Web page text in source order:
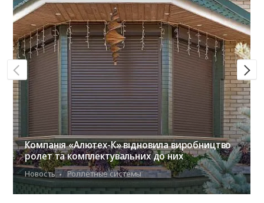
Компанія «Алютех-К» відновила виробництво
ролет та комплектувальних до них
Новость Роллетные системы